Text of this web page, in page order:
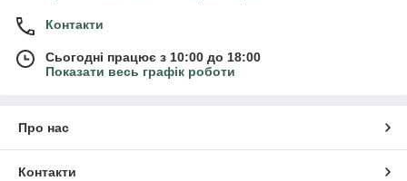
Контакти
Сьогодні працює з 10:00 до 18:00
Показати весь графік роботи
Про нас
Контакти